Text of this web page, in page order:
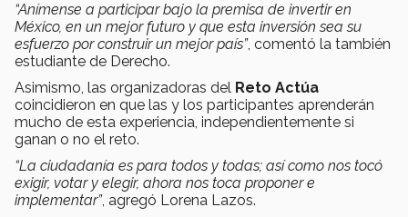
“Anímense a participar bajo la premisa de invertir en
México, en un mejor futuro y que esta inversión sea su
esfuerzo por construir un mejor país”, comentó la también
estudiante de Derecho.
Asimismo, las organizadoras del Reto Actúa
coincidieron en que las y los participantes aprenderán
mucho de esta experiencia, independientemente si
ganan o no el reto.
“La ciudadanía es para todos y todas; así como nos tocó
exigir, votar y elegir, ahora nos toca proponer e
implementar”, agregó Lorena Lazos.